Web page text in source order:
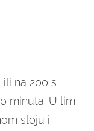
na 200 s
minuta. U lim
sloju i